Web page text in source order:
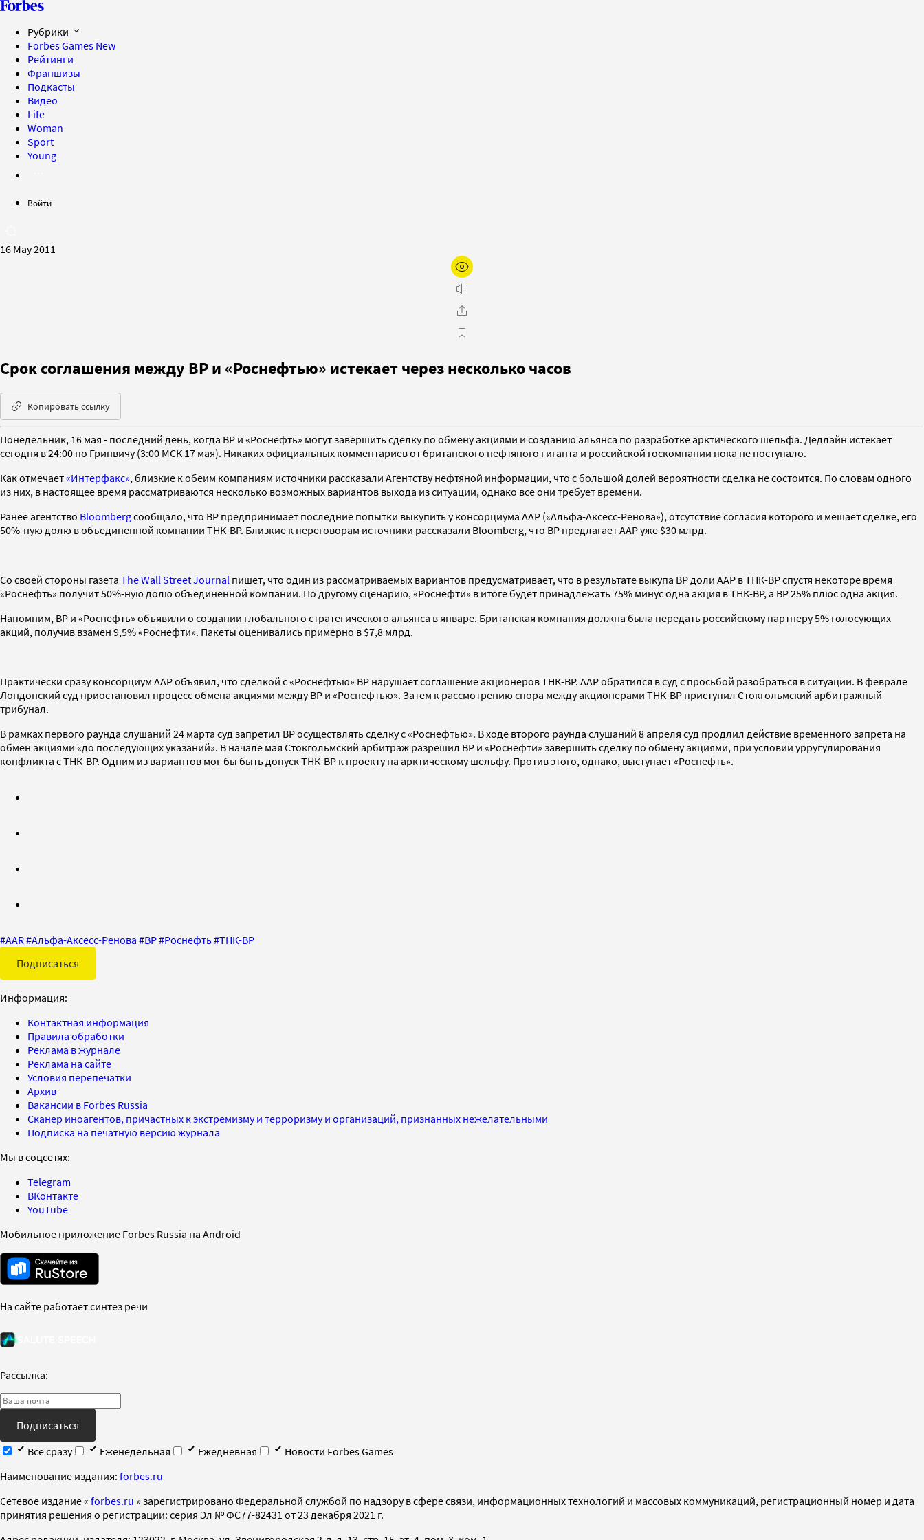
Рубрики
Forbes Games New
Рейтинги
Франшизы
Подкасты
Видео
Life
Woman
Sport
Young
Войти
16 May 2011
Срок соглашения между ВР и «Роснефтью» истекает через несколько часов
Копировать ссылку
Понедельник, 16 мая - последний день, когда BP и «Роснефть» могут завершить сделку по обмену акциями и созданию альянса по разработке арктического шельфа. Дедлайн истекает
сегодня в 24:00 по Гринвичу (3:00 МСК 17 мая). Никаких официальных комментариев от британского нефтяного гиганта и российской госкомпании пока не поступало.
Как отмечает«Интерфакс», близкие к обеим компаниям источники рассказали Агентству нефтяной информации, что с большой долей вероятности сделка не состоится. По словам одного
из них, в настоящее время рассматриваются несколько возможных вариантов выхода из ситуации, однако все они требует времени.
Ранее агентство Bloombergсообщало, что BP предпринимает последние попытки выкупить у консорциума ААР («Альфа-Аксесс-Ренова»), отсутствие согласия которого и мешает сделке, его
50%-ную долю в объединенной компании ТНК-BP. Близкие к переговорам источники рассказали Bloomberg, что BP предлагает ААР уже $30 млрд.
Со своей стороны газета The Wall Street Journal пишет, что один из рассматриваемых вариантов предусматривает, что в результате выкупа BP доли ААР в ТНК-BP спустя некоторе время
«Роснефть» получит 50%-ную долю объединенной компании. По другому сценарию, «Роснефти» в итоге будет принадлежать 75% минус одна акция в ТНК-BP, а BP 25% плюс одна акция.
Напомним, ВР и «Роснефть» объявили о создании глобального стратегического альянса в январе. Британская компания должна была передать российскому партнеру 5% голосующих
акций, получив взамен 9,5% «Роснефти». Пакеты оценивались примерно в $7,8 млрд.
Практически сразу консорциум ААР объявил, что сделкой с «Роснефтью» ВР нарушает соглашение акционеров ТНК-ВР. ААР обратился в суд с просьбой разобраться в ситуации. В феврале
Лондонский суд приостановил процесс обмена акциями между ВР и «Роснефтью». Затем к рассмотрению спора между акционерами ТНК-ВР приступил Стокгольмский арбитражный
трибунал.
В рамках первого раунда слушаний 24 марта суд запретил ВР осуществлять сделку с «Роснефтью». В ходе второго раунда слушаний 8 апреля суд продлил действие временного запрета на
обмен акциями «до последующих указаний». В начале мая Стокгольмский арбитраж разрешил ВР и «Роснефти» завершить сделку по обмену акциями, при условии урругулирования
конфликта с ТНК-ВР. Одним из вариантов мог бы быть допуск ТНК-ВР к проекту на арктическому шельфу. Против этого, однако, выступает «Роснефть».
#AAR#Альфа-Аксесс-Ренова #BP#Роснефть#ТНК-BP
Подписаться
Информация:
Контактная информация
Правила обработки
Реклама в журнале
Реклама на сайте
Условия перепечатки
Архив
Вакансии в Forbes Russia
Сканер иноагентов, причастных к экстремизму и терроризму и организаций, признанных нежелательными
Подписка на печатную версию журнала
Мы в соцсетях:
Telegram
ВКонтакте
YouTube
Мобильное приложение Forbes Russia на Android
На сайте работает синтез речи
Рассылка:
Подписаться
Все сразу
Еженедельная Ежедневная
Новости Forbes Games
Наименование издания: forbes.ru
Cетевое издание « forbes.ru » зарегистрировано Федеральной службой по надзору в сфере связи, информационных технологий и массовых коммуникаций, регистрационный номер и дата
принятия решения о регистрации: серия Эл № ФС77-82431 от 23 декабря 2021 г.